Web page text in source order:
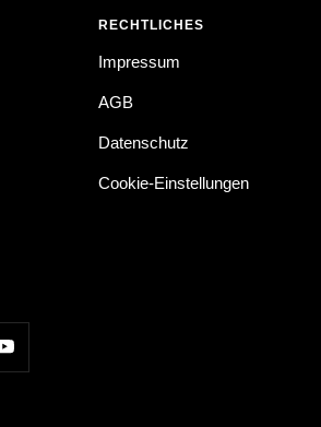
RECHTLICHES
Impressum
AGB
Datenschutz
Cookie-Einstellungen